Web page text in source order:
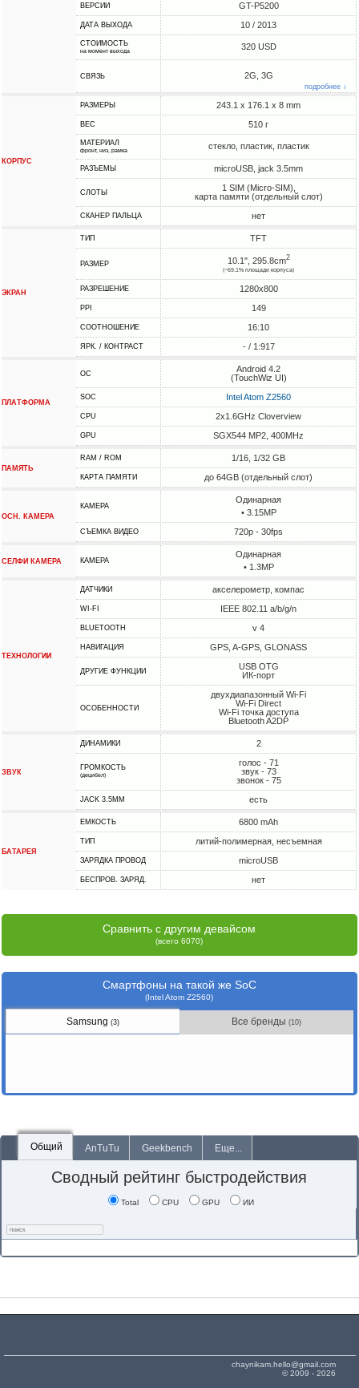
ВЕРСИИ GT-P5200
ДАТА ВЫХОДА 10 / 2013
СТОИМОСТЬ
на момент выхода 320 USD
СВЯЗЬ 2G, 3G
подробнее ↓
КОРПУС
РАЗМЕРЫ 243.1 x 176.1 x 8 mm
ВЕС 510 г
МАТЕРИАЛ
фронт, низ, рамка стекло, пластик, пластик
РАЗЪЕМЫ microUSB, jack 3.5mm
СЛОТЫ
1 SIM (Micro-SIM),
карта памяти (отдельный слот)
СКАНЕР ПАЛЬЦА нет
ЭКРАН
ТИП TFT
РАЗМЕР 10.1", 295.8cm2
(~69.1% площади корпуса)
РАЗРЕШЕНИЕ 1280x800
PPI 149
СООТНОШЕНИЕ 16:10
ЯРК. / КОНТРАСТ - / 1:917
ПЛАТФОРМА
ОС
Android 4.2
(TouchWiz UI)
SOC Intel Atom Z2560
CPU 2x1.6GHz Cloverview
GPU SGX544 MP2, 400MHz
ПАМЯТЬ
RAM / ROM 1/16, 1/32 GB
КАРТА ПАМЯТИ до 64GB (отдельный слот)
ОСН. КАМЕРА
КАМЕРА
Одинарная
• 3.15MP
СЪЕМКА ВИДЕО 720p - 30fps
СЕЛФИ КАМЕРА КАМЕРА
Одинарная
• 1.3MP
ТЕХНОЛОГИИ
ДАТЧИКИ акселерометр, компас
WI-FI IEEE 802.11 a/b/g/n
BLUETOOTH v 4
НАВИГАЦИЯ GPS, A-GPS, GLONASS
ДРУГИЕ ФУНКЦИИ
USB OTG
ИК-порт
ОСОБЕННОСТИ
двухдиапазонный Wi-Fi
Wi-Fi Direct
Wi-Fi точка доступа
Bluetooth A2DP
ЗВУК
ДИНАМИКИ 2
ГРОМКОСТЬ
(децибел)
голос - 71
звук - 73
звонок - 75
JACK 3.5MM есть
БАТАРЕЯ
ЕМКОСТЬ 6800 mAh
ТИП литий-полимерная, несъемная
ЗАРЯДКА ПРОВОД microUSB
БЕСПРОВ. ЗАРЯД. нет
Сравнить с другим девайсом
(всего 6070)
Смартфоны на такой же SoC
(Intel Atom Z2560)
Samsung (3) Все бренды(10)
Общий AnTuTu Geekbench Еще...
Сводный рейтинг быстродействия
Total CPU GPU ИИ
chaynikam.hello@gmail.com
© 2009 - 2026